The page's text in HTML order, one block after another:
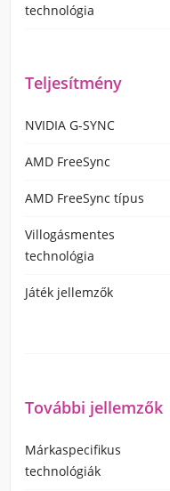
technológia
Teljesítmény
NVIDIA G-SYNC
AMD FreeSync
AMD FreeSync típus
Villogásmentes
technológia
Játék jellemzők
További jellemzők
Márkaspecifikus
technológiák